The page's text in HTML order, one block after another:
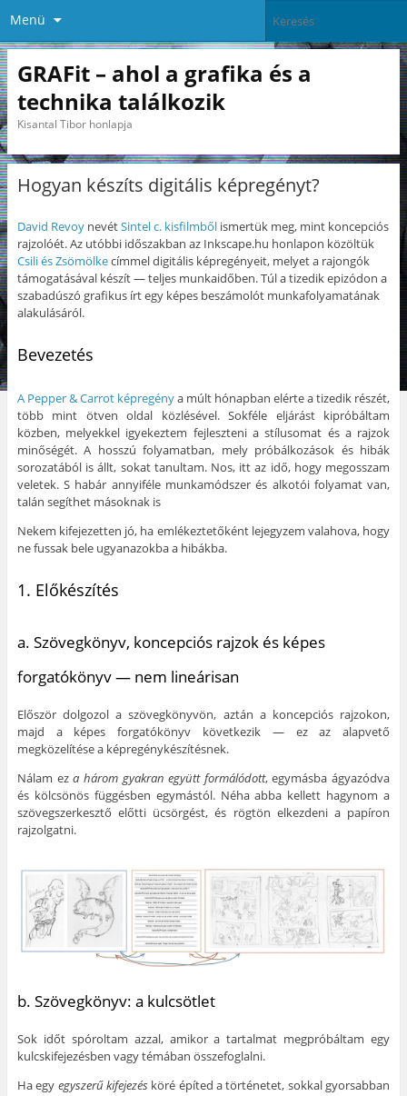
Menü
GRAFit – ahol a grafika és a
technika találkozik
Kisantal Tibor honlapja
Hogyan készíts digitális képregényt?
David RevoynevétSintel c. kisfilmbőlismertük meg, mint koncepciós
rajzolóét. Az utóbbi időszakban az Inkscape.hu honlapon közöltük
Csili és Zsömölkecímmel digitális képregényeit, melyet a rajongók
támogatásával készít — teljes munkaidőben. Túl a tizedik epizódon a
szabadúszó grafikus írt egy képes beszámolót munkafolyamatának
alakulásáról.
Bevezetés
A Pepper & Carrot képregénya múlt hónapban elérte a tizedik részét,
több mint ötven oldal közlésével. Sokféle eljárást kipróbáltam
közben, melyekkel igyekeztem fejleszteni a stílusomat és a rajzok
minőségét. A hosszú folyamatban, mely próbálkozások és hibák
sorozatából is állt, sokat tanultam. Nos, itt az idő, hogy megosszam
veletek. S habár annyiféle munkamódszer és alkotói folyamat van,
talán segíthet másoknak is
Nekem kifejezetten jó, ha emlékeztetőként lejegyzem valahova, hogy
ne fussak bele ugyanazokba a hibákba.
1. Előkészítés
a. Szövegkönyv, koncepciós rajzok és képes
forgatókönyv — nem lineárisan
Először dolgozol a szövegkönyvön, aztán a koncepciós rajzokon,
majd a képes forgatókönyv következik — ez az alapvető
megközelítése a képregénykészítésnek.
Nálam eza három gyakran együtt formálódott, egymásba ágyazódva
és kölcsönös függésben egymástól. Néha abba kellett hagynom a
szövegszerkesztő előtti ücsörgést, és rögtön elkezdeni a papíron
rajzolgatni.
b. Szövegkönyv: a kulcsötlet
Sok időt spóroltam azzal, amikor a tartalmat megpróbáltam egy
kulcskifejezésben vagy témában összefoglalni.
Ha egy egyszerű kifejezés köré építed a történetet, sokkal gyorsabban